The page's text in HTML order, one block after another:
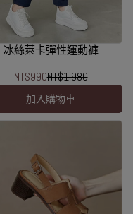
冰絲萊卡彈性運動褲
NT$990NT$1,980
加入購物車